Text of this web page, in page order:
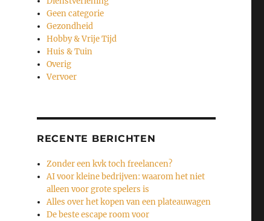
Geen categorie
Gezondheid
Hobby & Vrije Tijd
Huis & Tuin
Overig
Vervoer
RECENTE BERICHTEN
Zonder een kvk toch freelancen?
AI voor kleine bedrijven: waarom het niet
alleen voor grote spelers is
Alles over het kopen van een plateauwagen
De beste escape room voor